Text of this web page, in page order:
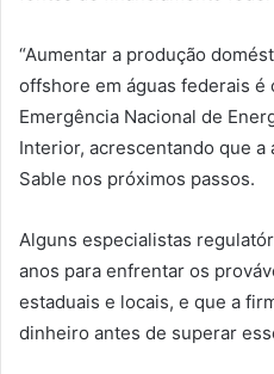
“Aumentar a produção
offshore em águas federais é
Emergência Nacional de
Interior, acrescentando que a
Sable nos próximos passos.
Alguns especialistas
anos para enfrentar os
estaduais e locais, e que a
dinheiro antes de superar